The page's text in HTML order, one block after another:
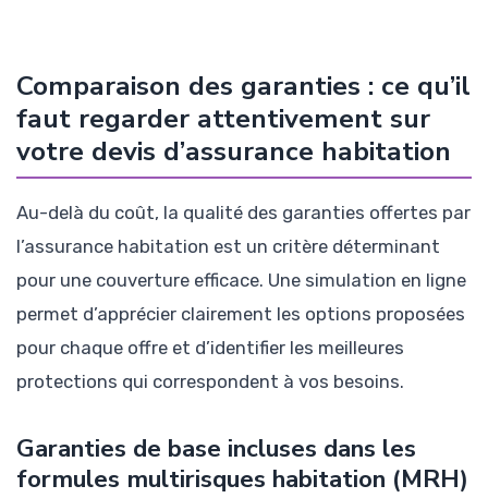
Comparaison des garanties : ce qu’il
faut regarder attentivement sur
votre devis d’assurance habitation
Au-delà du coût, la qualité des garanties offertes par
l’assurance habitation est un critère déterminant
pour une couverture efficace. Une simulation en ligne
permet d’apprécier clairement les options proposées
pour chaque offre et d’identifier les meilleures
protections qui correspondent à vos besoins.
Garanties de base incluses dans les
formules multirisques habitation (MRH)